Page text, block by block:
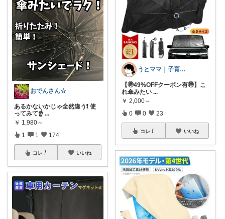
おでんさん☆
あるかないかじゃ全然違う❗️ 使
ってみて☝ ...
￥ 1,980～
1 1 174
コレ いいね
うとママ｜子育て主婦セレクト 🧺
【🉐49%OFFクーポン有🉐】こ
れ傘みたい ...
￥ 2,000～
0 0 23
コレ いいね